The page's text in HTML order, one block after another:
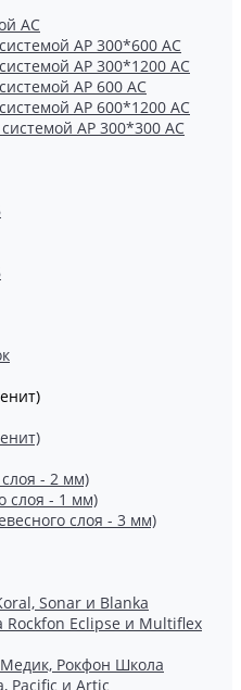
AC
АР 300*600 AC
АР 300*1200 AC
АР 600 AC
АР 600*1200 AC
АР 300*300 АС
- 2 мм)
слоя - 1 мм)
слоя - 3 мм)
Sonar и Blanka
Rockfon Eclipse и Multiflex
Рокфон Школа
Pacific и Artic